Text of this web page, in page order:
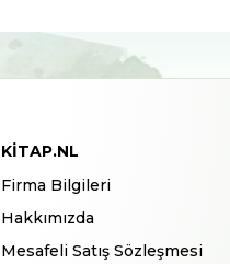
KITAP.NL
Firma Bilgileri
Hakkımızda
Mesafeli Satış Sözleşmesi